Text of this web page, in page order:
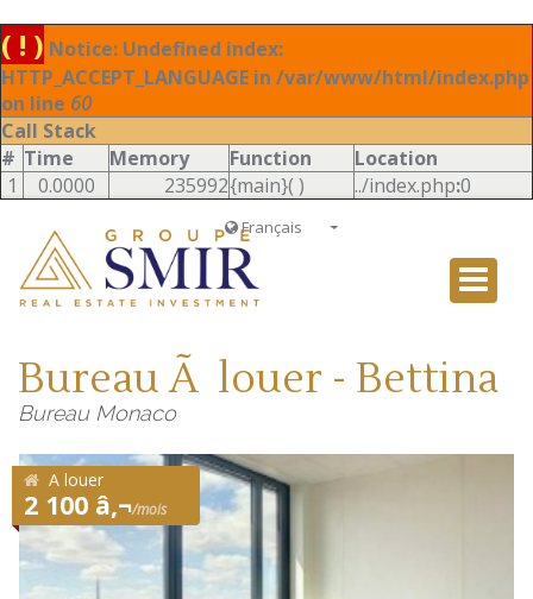
( ! ) Notice: Undefined index:
HTTP_ACCEPT_LANGUAGE in /var/www/html/index.php
on line 60
Call Stack
# Time Memory Function
Location
1
0.0000 235992{main}( ) ../index.php:0
Français
Italiano
Bureau Ã louer - Bettina
Bureau Monaco
A louer
2 100 â‚¬/mois